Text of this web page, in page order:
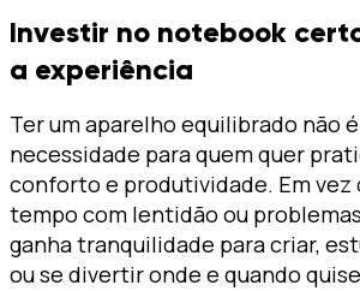
Investir no notebook
a experiência
Ter um aparelho equilibrado não
necessidade para quem quer
conforto e produtividade. Em vez
tempo com lentidão ou
ganha tranquilidade para criar,
ou se divertir onde e quando